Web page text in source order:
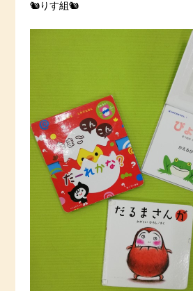
🐿りす組🐿